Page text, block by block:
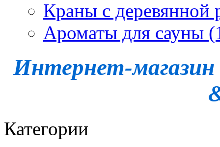
Краны с деревянной
Ароматы для сауны
Интернет-магазин
Категории